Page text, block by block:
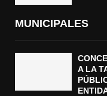
MUNICIPALES
A LA